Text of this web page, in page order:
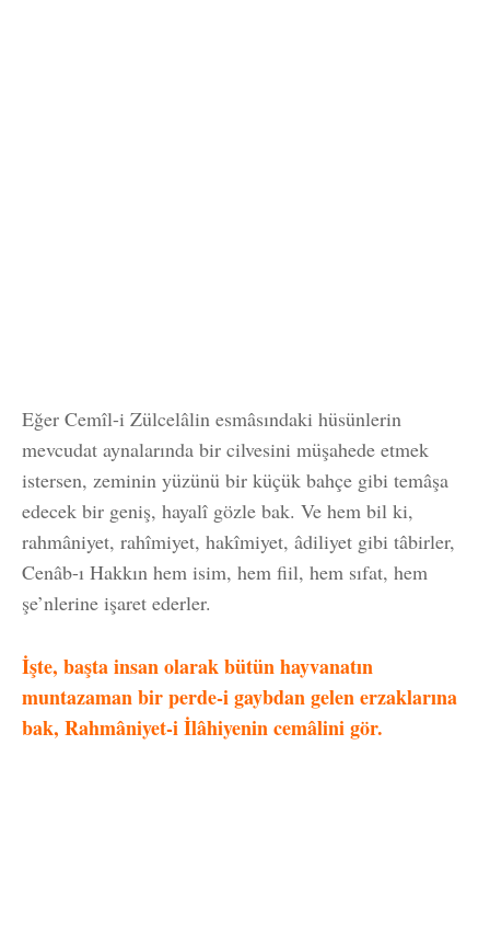
Eğer Cemîl-i Zülcelâlin esmâsındaki hüsünlerin
mevcudat aynalarında bir cilvesini müşahede etmek
istersen, zeminin yüzünü bir küçük bahçe gibi temâşa
edecek bir geniş, hayalî gözle bak. Ve hem bil ki,
rahmâniyet, rahîmiyet, hakîmiyet, âdiliyet gibi tâbirler,
Cenâb-ı Hakkın hem isim, hem fiil, hem sıfat, hem
şe’nlerine işaret ederler.
İşte, başta insan olarak bütün hayvanatın
muntazaman bir perde-i gaybdan gelen erzaklarına
bak, Rahmâniyet-i İlâhiyenin cemâlini gör.